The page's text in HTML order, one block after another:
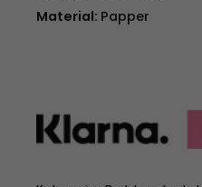
Material: Papper